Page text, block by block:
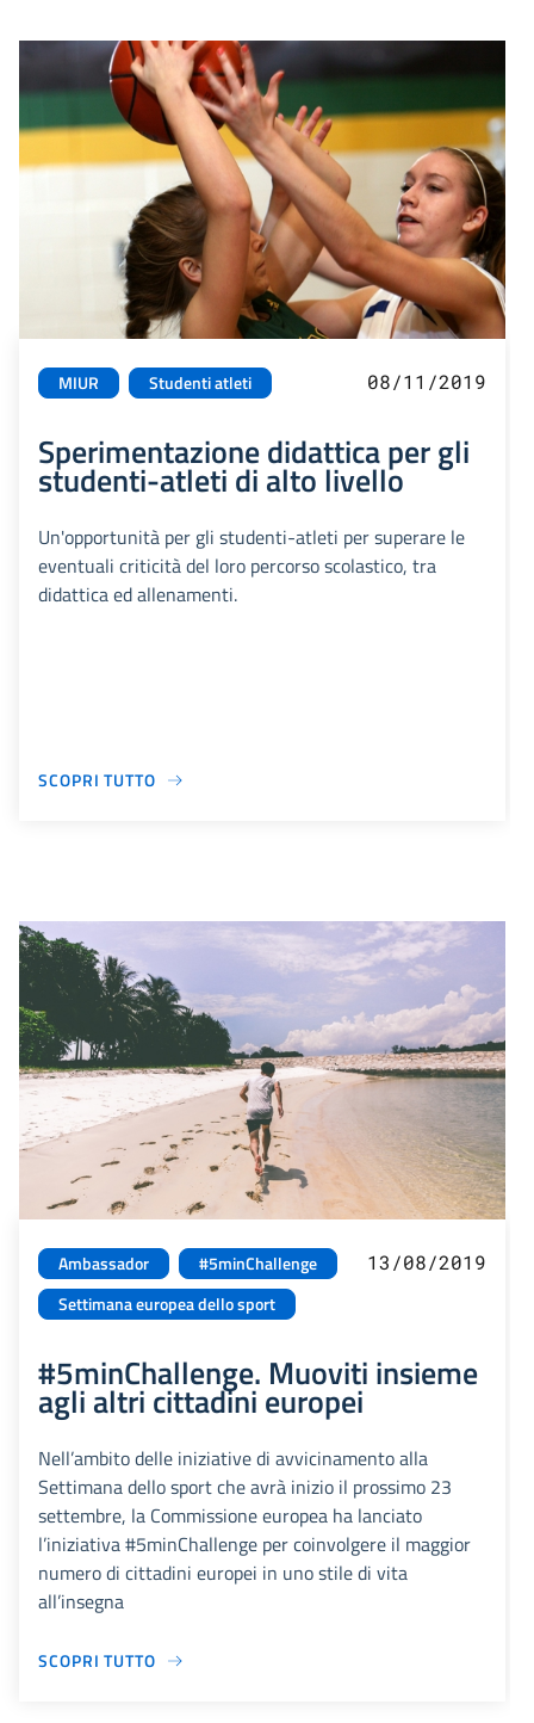
MIUR Studenti atleti 08/11/2019
Sperimentazione didattica per gli
studenti-atleti di alto livello
Un'opportunità per gli studenti-atleti per superare le
eventuali criticità del loro percorso scolastico, tra
didattica ed allenamenti.
SCOPRI TUTTO
Ambassador
#5minChallenge
Settimana europea dello sport
13/08/2019
#5minChallenge. Muoviti insieme
agli altri cittadini europei
Nell’ambito delle iniziative di avvicinamento alla
Settimana dello sport che avrà inizio il prossimo 23
settembre, la Commissione europea ha lanciato
l’iniziativa #5minChallenge per coinvolgere il maggior
numero di cittadini europei in uno stile di vita
all’insegna
SCOPRI TUTTO